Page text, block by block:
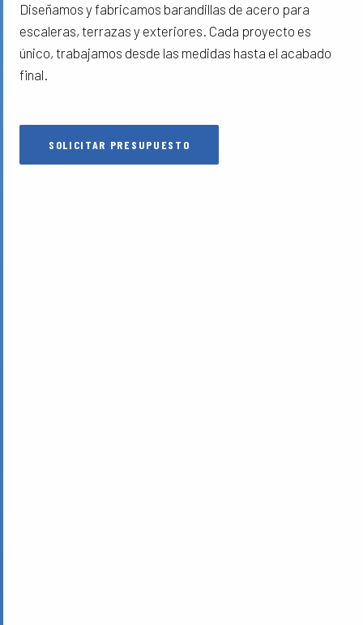
Diseñamos y fabricamos barandillas de acero para
escaleras, terrazas y exteriores. Cada proyecto es
único, trabajamos desde las medidas hasta el acabado
final.
SOLICITAR PRESUPUESTO